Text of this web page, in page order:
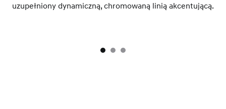
uzupełniony dynamiczną, chromowaną linią akcentującą.